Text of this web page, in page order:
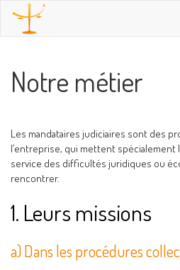
Notre métier
Les mandataires judiciaires sont des
l’entreprise, qui mettent
service des difficultés juridiques ou
rencontrer.
1. Leurs missions
a) Dans les procédures